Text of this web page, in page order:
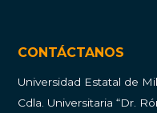
CONTÁCTANOS
Universidad Estatal de
Cdla. Universitaria “Dr.